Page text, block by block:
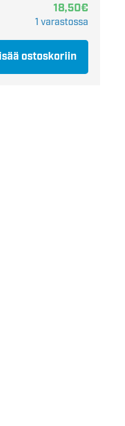
18,50€
1 varastossa
ostoskoriin